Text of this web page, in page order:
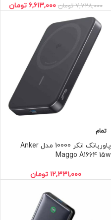
۷,۷۲۸,۰۰۰ تومان ۶,۶۱۳,۰۰۰ تومان
تمام
پاوربانک انکر 10000 مدل Anker
Maggo A1664 15w
۱۲,۳۳۱,۰۰۰ تومان